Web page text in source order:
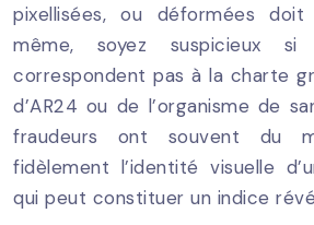
pixellisées, ou déformées
même, soyez suspicieux
correspondent pas à la charte
d’AR24 ou de l’organisme de
fraudeurs ont souvent du
fidèlement l’identité visuelle
qui peut constituer un indice